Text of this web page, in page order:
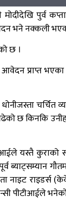
पुर्व
भने नक्कली
छ ।
आवेदन प्राप्त
चर्चित
छ किनकि
यस्तै कुराको
ब्याट्सम्यान
नाइट राइडर्स
पीटीआईले